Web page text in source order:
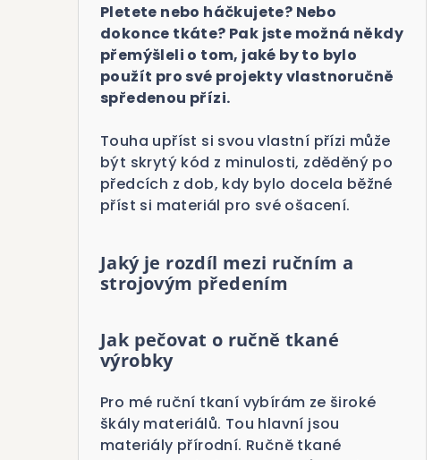
Pletete nebo háčkujete? Nebo
dokonce tkáte? Pak jste možná někdy
přemýšleli o tom, jaké by to bylo
použít pro své projekty vlastnoručně
spředenou přízi.
Touha upříst si svou vlastní přízi může
být skrytý kód z minulosti, zděděný po
předcích z dob, kdy bylo docela běžné
příst si materiál pro své ošacení.
Jaký je rozdíl mezi ručním a
strojovým předením
Jak pečovat o ručně tkané
výrobky
Pro mé ruční tkaní vybírám ze široké
škály materiálů. Tou hlavní jsou
materiály přírodní. Ručně tkané